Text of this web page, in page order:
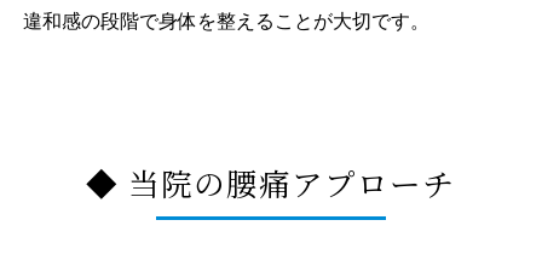
違和感の段階で身体を整えることが大切です。
◆ 当院の腰痛アプローチ